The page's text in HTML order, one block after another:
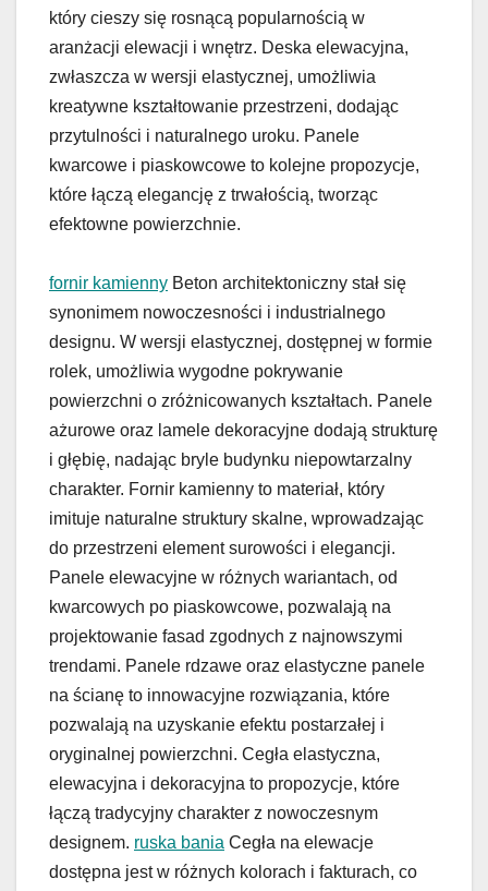
który cieszy się rosnącą popularnością w
aranżacji elewacji i wnętrz. Deska elewacyjna,
zwłaszcza w wersji elastycznej, umożliwia
kreatywne kształtowanie przestrzeni, dodając
przytulności i naturalnego uroku. Panele
kwarcowe i piaskowcowe to kolejne propozycje,
które łączą elegancję z trwałością, tworząc
efektowne powierzchnie.
fornir kamienny Beton architektoniczny stał się
synonimem nowoczesności i industrialnego
designu. W wersji elastycznej, dostępnej w formie
rolek, umożliwia wygodne pokrywanie
powierzchni o zróżnicowanych kształtach. Panele
ażurowe oraz lamele dekoracyjne dodają strukturę
i głębię, nadając bryle budynku niepowtarzalny
charakter. Fornir kamienny to materiał, który
imituje naturalne struktury skalne, wprowadzając
do przestrzeni element surowości i elegancji.
Panele elewacyjne w różnych wariantach, od
kwarcowych po piaskowcowe, pozwalają na
projektowanie fasad zgodnych z najnowszymi
trendami. Panele rdzawe oraz elastyczne panele
na ścianę to innowacyjne rozwiązania, które
pozwalają na uzyskanie efektu postarzałej i
oryginalnej powierzchni. Cegła elastyczna,
elewacyjna i dekoracyjna to propozycje, które
łączą tradycyjny charakter z nowoczesnym
designem. ruska bania Cegła na elewacje
dostępna jest w różnych kolorach i fakturach, co